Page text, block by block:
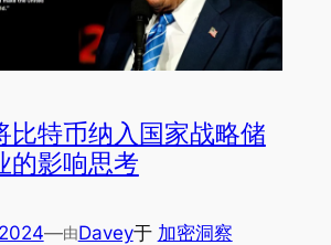
比特币纳入国家战略储
的影响思考
—由Davey于 加密洞察